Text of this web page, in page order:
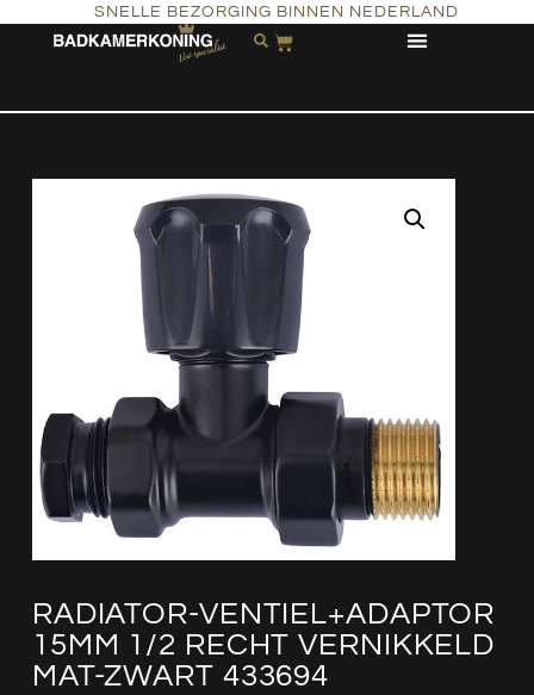
SNELLE BEZORGING BINNEN NEDERLAND
RADIATOR-VENTIEL+ADAPTOR
15MM 1/2 RECHT VERNIKKELD
MAT-ZWART 433694